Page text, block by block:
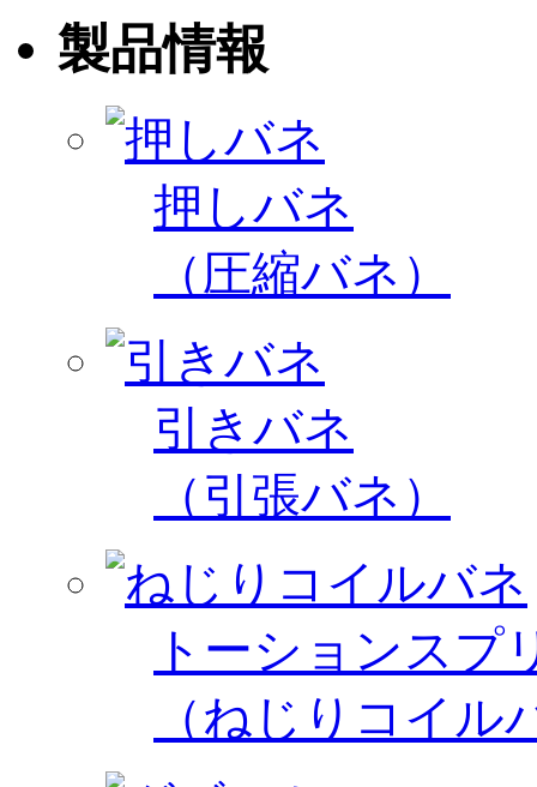
製品情報
押しバネ
（圧縮バネ）
引きバネ
（引張バネ）
トーションスプ
（ねじりコイル